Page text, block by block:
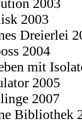
2003
2003
Dreierlei
2004
mit
2005
2007
Bibliothek